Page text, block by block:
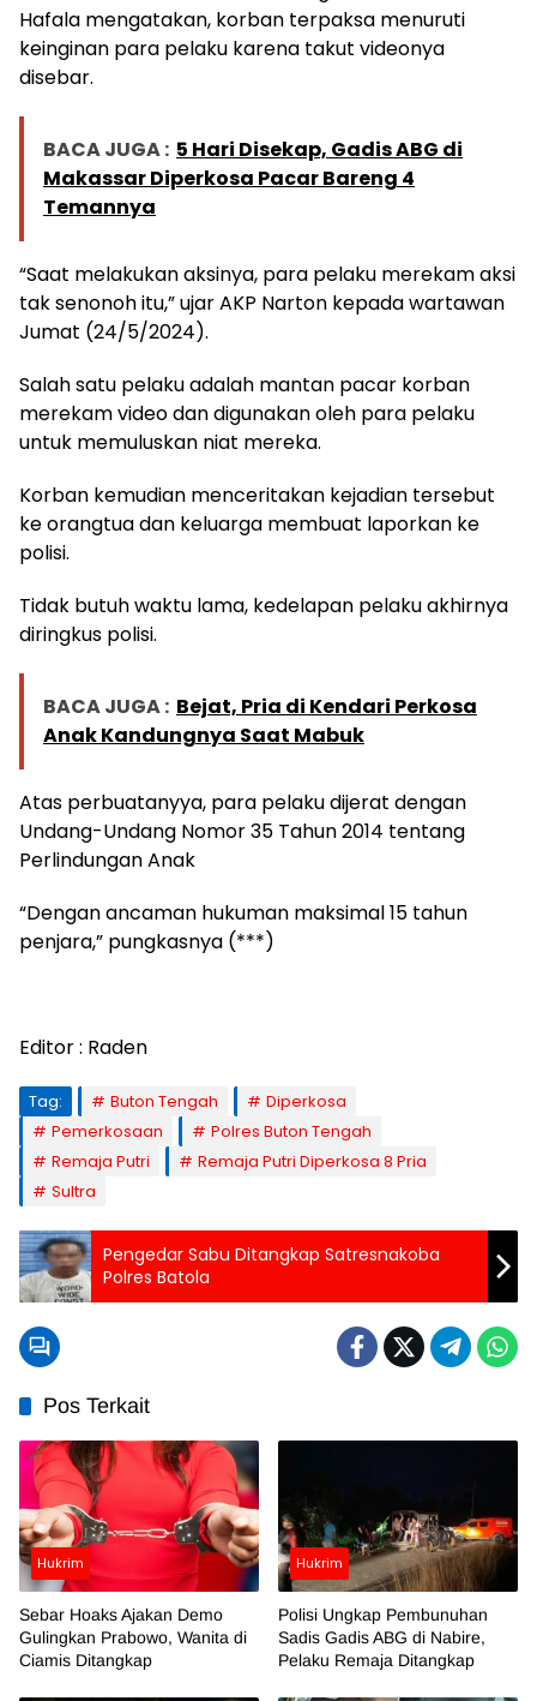
Hafala mengatakan, korban terpaksa menuruti
keinginan para pelaku karena takut videonya
disebar.
BACA JUGA : 5 Hari Disekap, Gadis ABG di
Makassar Diperkosa Pacar Bareng 4
Temannya
“Saat melakukan aksinya, para pelaku merekam aksi
tak senonoh itu,” ujar AKP Narton kepada wartawan
Jumat (24/5/2024).
Salah satu pelaku adalah mantan pacar korban
merekam video dan digunakan oleh para pelaku
untuk memuluskan niat mereka.
Korban kemudian menceritakan kejadian tersebut
ke orangtua dan keluarga membuat laporkan ke
polisi.
Tidak butuh waktu lama, kedelapan pelaku akhirnya
diringkus polisi.
BACA JUGA : Bejat, Pria di Kendari Perkosa
Anak Kandungnya Saat Mabuk
Atas perbuatanyya, para pelaku dijerat dengan
Undang-Undang Nomor 35 Tahun 2014 tentang
Perlindungan Anak
“Dengan ancaman hukuman maksimal 15 tahun
penjara,” pungkasnya (***)
Editor : Raden
Tag: Buton Tengah
Diperkosa
Pemerkosaan
Polres Buton Tengah
Remaja Putri
Remaja Putri Diperkosa 8 Pria
Sultra
Pengedar Sabu Ditangkap Satresnakoba
Polres Batola
Pos Terkait
Hukrim
Sebar Hoaks Ajakan Demo
Gulingkan Prabowo, Wanita di
Ciamis Ditangkap
Hukrim
Polisi Ungkap Pembunuhan
Sadis Gadis ABG di Nabire,
Pelaku Remaja Ditangkap